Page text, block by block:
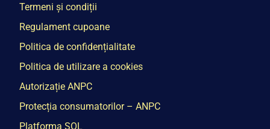
Termeni și condiții
Regulament cupoane
Politica de confidențialitate
Politica de utilizare a cookies
Autorizație ANPC
Protecția consumatorilor – ANPC
Platforma SOL